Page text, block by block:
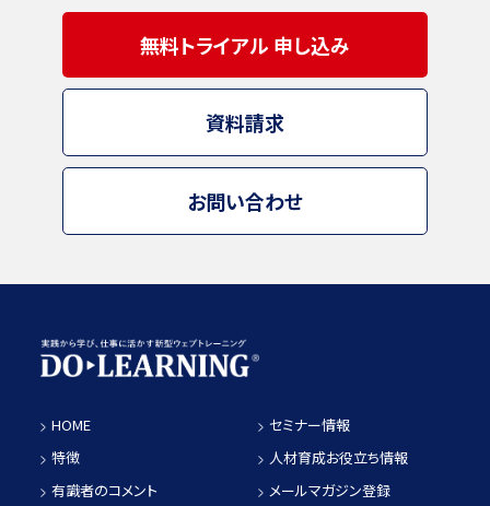
無料トライアル 申し込み
資料請求
お問い合わせ
HOME
特徴
有識者のコメント
セミナー情報
人材育成お役立ち情報
メールマガジン登録